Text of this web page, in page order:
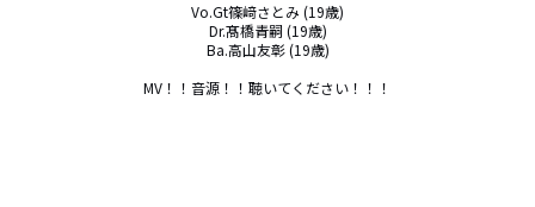
Vo.Gt篠﨑さとみ (19歳)
Dr.髙橋青嗣 (19歳)
Ba.高山友彰 (19歳)
MV！！音源！！聴いてください！！！